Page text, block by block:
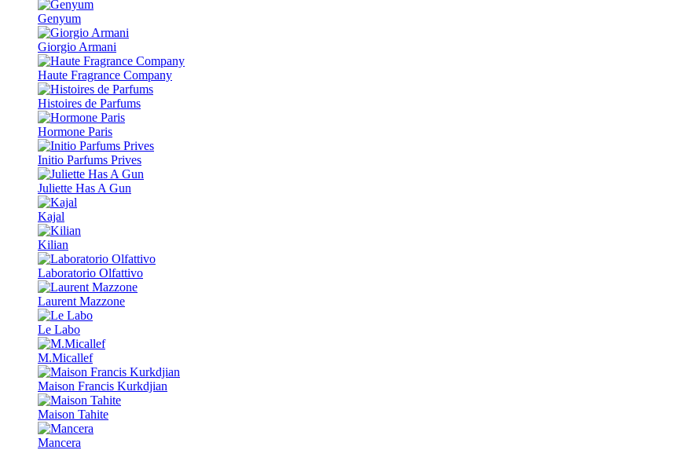
Genyum
Giorgio Armani
Haute Fragrance Company
Histoires de Parfums
Hormone Paris
Initio Parfums Prives
Juliette Has A Gun
Kajal
Kilian
Laboratorio Olfattivo
Laurent Mazzone
Le Labo
M.Micallef
Maison Francis Kurkdjian
Maison Tahite
Mancera